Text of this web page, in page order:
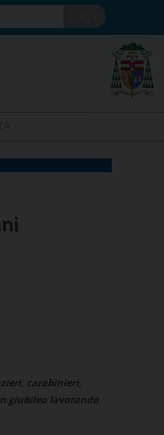
carabinieri,
giubileo lavorando